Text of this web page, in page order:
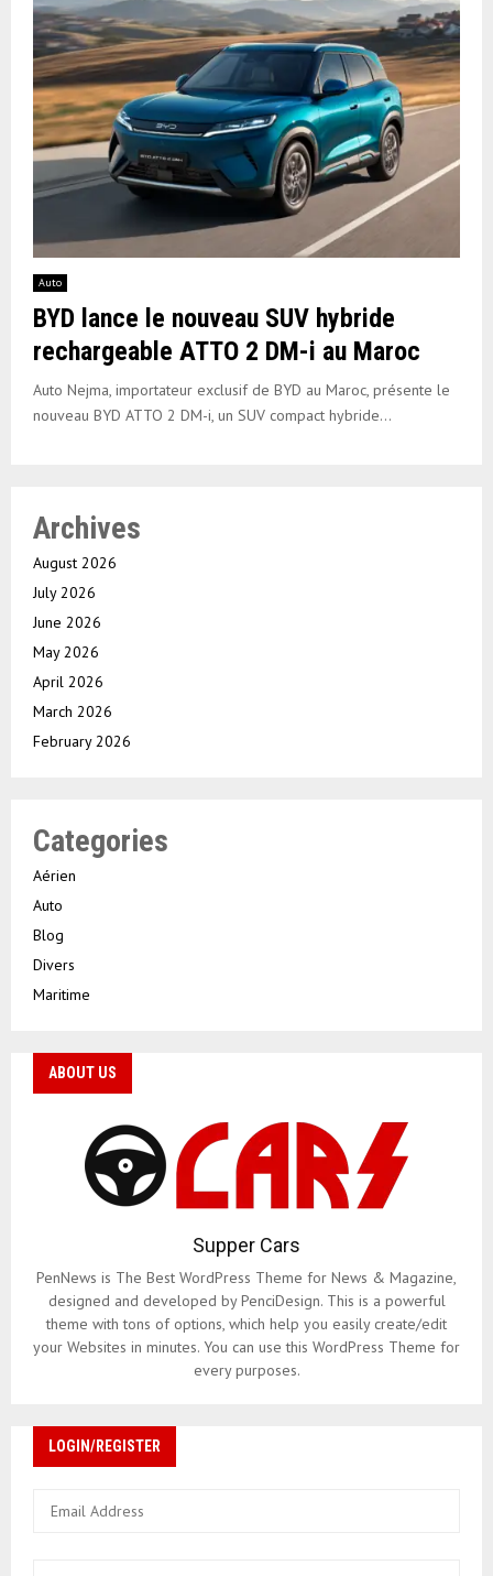
Auto
BYD lance le nouveau SUV hybride
rechargeable ATTO 2 DM-i au Maroc
Auto Nejma, importateur exclusif de BYD au Maroc, présente le
nouveau BYD ATTO 2 DM-i, un SUV compact hybride...
Archives
August 2026
July 2026
June 2026
May 2026
April 2026
March 2026
February 2026
Categories
Aérien
Auto
Blog
Divers
Maritime
ABOUT US
Supper Cars
PenNews is The Best WordPress Theme for News & Magazine,
designed and developed by PenciDesign. This is a powerful
theme with tons of options, which help you easily create/edit
your Websites in minutes. You can use this WordPress Theme for
every purposes.
LOGIN/REGISTER